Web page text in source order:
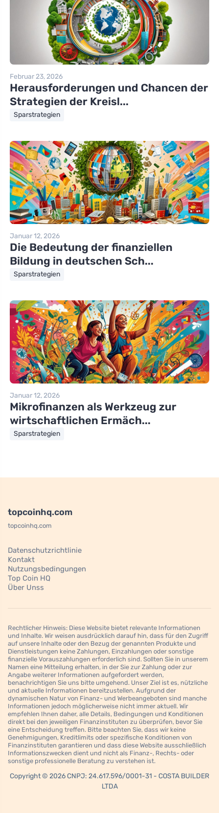
Februar 23, 2026
Herausforderungen und Chancen der
Strategien der Kreisl...
Sparstrategien
Januar 12, 2026
Die Bedeutung der finanziellen
Bildung in deutschen Sch...
Sparstrategien
Januar 12, 2026
Mikrofinanzen als Werkzeug zur
wirtschaftlichen Ermäch...
Sparstrategien
topcoinhq.com
topcoinhq.com
Datenschutzrichtlinie
Kontakt
Nutzungsbedingungen
Top Coin HQ
Über Unss
Rechtlicher Hinweis: Diese Website bietet relevante Informationen
und Inhalte. Wir weisen ausdrücklich darauf hin, dass für den Zugriff
auf unsere Inhalte oder den Bezug der genannten Produkte und
Dienstleistungen keine Zahlungen, Einzahlungen oder sonstige
finanzielle Vorauszahlungen erforderlich sind. Sollten Sie in unserem
Namen eine Mitteilung erhalten, in der Sie zur Zahlung oder zur
Angabe weiterer Informationen aufgefordert werden,
benachrichtigen Sie uns bitte umgehend. Unser Ziel ist es, nützliche
und aktuelle Informationen bereitzustellen. Aufgrund der
dynamischen Natur von Finanz- und Werbeangeboten sind manche
Informationen jedoch möglicherweise nicht immer aktuell. Wir
empfehlen Ihnen daher, alle Details, Bedingungen und Konditionen
direkt bei den jeweiligen Finanzinstituten zu überprüfen, bevor Sie
eine Entscheidung treffen. Bitte beachten Sie, dass wir keine
Genehmigungen, Kreditlimits oder spezifische Konditionen von
Finanzinstituten garantieren und dass diese Website ausschließlich
Informationszwecken dient und nicht als Finanz-, Rechts- oder
sonstige professionelle Beratung zu verstehen ist.
Copyright © 2026 CNPJ: 24.617.596/0001-31 - COSTA BUILDER
LTDA